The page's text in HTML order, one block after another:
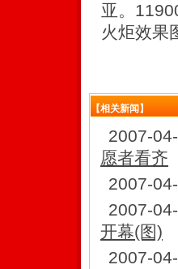
亚。
火炬效果
【相关新闻】
2007-
愿者看齐
2007-
2007-
开幕(图)
2007-